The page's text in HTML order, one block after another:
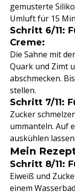
gemusterte
Umluft für 15
Schritt 6/11:
Creme:
Die Sahne mit
Quark und Zimt
abschmecken.
stellen.
Schritt 7/11:
Zucker
ummanteln. Auf
auskühlen lassen.
Mein
Schritt 8/11:
Eiweiß und
einem